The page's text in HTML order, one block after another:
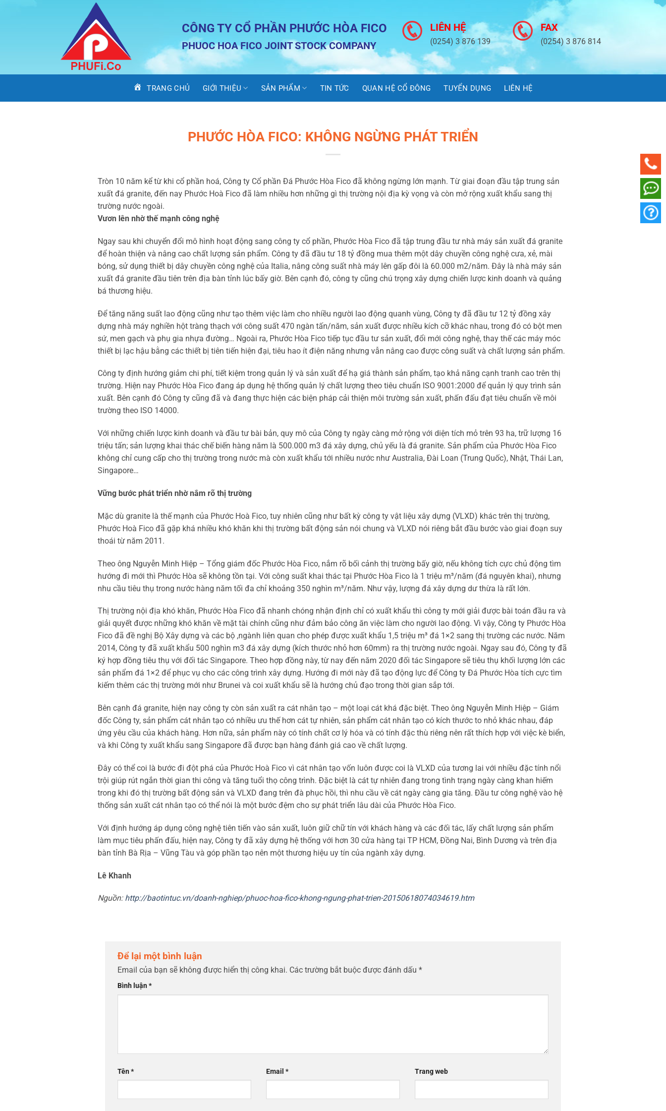
CÔNG TY CỔ PHẦN PHƯỚC HÒA FICO
PHUOC HOA FICO JOINT STOCK COMPANY
LIÊN HỆ
(0254) 3 876 139
FAX
(0254) 3 876 814
TRANG CHỦ GIỚI THIỆU SẢN PHẨM TIN TỨC QUAN HỆ CỔ ĐÔNG TUYỂN DỤNG LIÊN HỆ
PHƯỚC HÒA FICO: KHÔNG NGỪNG PHÁT TRIỂN
Tròn 10 năm kể từ khi cổ phần hoá, Công ty Cổ phần Đá Phước Hòa Fico đã không ngừng lớn mạnh. Từ giai đoạn đầu tập trung sản
xuất đá granite, đến nay Phước Hoà Fico đã làm nhiều hơn những gì thị trường nội địa kỳ vọng và còn mở rộng xuất khẩu sang thị
trường nước ngoài.
Vươn lên nhờ thế mạnh công nghệ
Ngay sau khi chuyển đổi mô hình hoạt động sang công ty cổ phần, Phước Hòa Fico đã tập trung đầu tư nhà máy sản xuất đá granite
để hoàn thiện và nâng cao chất lượng sản phẩm. Công ty đã đầu tư 18 tỷ đồng mua thêm một dây chuyền công nghệ cưa, xẻ, mài
bóng, sử dụng thiết bị dây chuyền công nghệ của Italia, nâng công suất nhà máy lên gấp đôi là 60.000 m2/năm. Đây là nhà máy sản
xuất đá granite đầu tiên trên địa bàn tỉnh lúc bấy giờ. Bên cạnh đó, công ty cũng chú trọng xây dựng chiến lược kinh doanh và quảng
bá thương hiệu.
Để tăng năng suất lao động cũng như tạo thêm việc làm cho nhiều người lao động quanh vùng, Công ty đã đầu tư 12 tỷ đồng xây
dựng nhà máy nghiền hột tràng thạch với công suất 470 ngàn tấn/năm, sản xuất được nhiều kích cỡ khác nhau, trong đó có bột men
sứ, men gạch và phụ gia nhựa đường… Ngoài ra, Phước Hòa Fico tiếp tục đầu tư sản xuất, đổi mới công nghệ, thay thế các máy móc
thiết bị lạc hậu bằng các thiết bị tiên tiến hiện đại, tiêu hao ít điện năng nhưng vẫn nâng cao được công suất và chất lượng sản phẩm.
Công ty định hướng giảm chi phí, tiết kiệm trong quản lý và sản xuất để hạ giá thành sản phẩm, tạo khả năng cạnh tranh cao trên thị
trường. Hiện nay Phước Hòa Fico đang áp dụng hệ thống quản lý chất lượng theo tiêu chuẩn ISO 9001:2000 để quản lý quy trình sản
xuất. Bên cạnh đó Công ty cũng đã và đang thực hiện các biện pháp cải thiện môi trường sản xuất, phấn đấu đạt tiêu chuẩn về môi
trường theo ISO 14000.
Với những chiến lược kinh doanh và đầu tư bài bản, quy mô của Công ty ngày càng mở rộng với diện tích mỏ trên 93 ha, trữ lượng 16
triệu tấn; sản lượng khai thác chế biến hàng năm là 500.000 m3 đá xây dựng, chủ yếu là đá granite. Sản phẩm của Phước Hòa Fico
không chỉ cung cấp cho thị trường trong nước mà còn xuất khẩu tới nhiều nước như Australia, Đài Loan (Trung Quốc), Nhật, Thái Lan,
Singapore…
Vững bước phát triển nhờ nắm rõ thị trường
Mặc dù granite là thế mạnh của Phước Hoà Fico, tuy nhiên cũng như bất kỳ công ty vật liệu xây dựng (VLXD) khác trên thị trường,
Phước Hoà Fico đã gặp khá nhiều khó khăn khi thị trường bất động sản nói chung và VLXD nói riêng bắt đầu bước vào giai đoạn suy
thoái từ năm 2011.
Theo ông Nguyễn Minh Hiệp – Tổng giám đốc Phước Hòa Fico, nắm rõ bối cảnh thị trường bấy giờ, nếu không tích cực chủ động tìm
hướng đi mới thì Phước Hòa sẽ không tồn tại. Với công suất khai thác tại Phước Hòa Fico là 1 triệu m³/năm (đá nguyên khai), nhưng
nhu cầu tiêu thụ trong nước hàng năm tối đa chỉ khoảng 350 nghìn m³/năm. Như vậy, lượng đá xây dựng dư thừa là rất lớn.
Thị trường nội địa khó khăn, Phước Hòa Fico đã nhanh chóng nhận định chỉ có xuất khẩu thì công ty mới giải được bài toán đầu ra và
giải quyết được những khó khăn về mặt tài chính cũng như đảm bảo công ăn việc làm cho người lao động. Vì vậy, Công ty Phước Hòa
Fico đã đề nghị Bộ Xây dựng và các bộ ,ngành liên quan cho phép được xuất khẩu 1,5 triệu m³ đá 1×2 sang thị trường các nước. Năm
2014, Công ty đã xuất khẩu 500 nghìn m3 đá xây dựng (kích thước nhỏ hơn 60mm) ra thị trường nước ngoài. Ngay sau đó, Công ty đã
ký hợp đồng tiêu thụ với đối tác Singapore. Theo hợp đồng này, từ nay đến năm 2020 đối tác Singapore sẽ tiêu thụ khối lượng lớn các
sản phẩm đá 1×2 để phục vụ cho các công trình xây dựng. Hướng đi mới này đã tạo động lực để Công ty Đá Phước Hòa tích cực tìm
kiếm thêm các thị trường mới như Brunei và coi xuất khẩu sẽ là hướng chủ đạo trong thời gian sắp tới.
Bên cạnh đá granite, hiện nay công ty còn sản xuất ra cát nhân tạo – một loại cát khá đặc biệt. Theo ông Nguyễn Minh Hiệp – Giám
đốc Công ty, sản phẩm cát nhân tạo có nhiều ưu thế hơn cát tự nhiên, sản phẩm cát nhân tạo có kích thước to nhỏ khác nhau, đáp
ứng yêu cầu của khách hàng. Hơn nữa, sản phẩm này có tính chất cơ lý hóa và có tính đặc thù riêng nên rất thích hợp với việc kè biển,
và khi Công ty xuất khẩu sang Singapore đã được bạn hàng đánh giá cao về chất lượng.
Đây có thể coi là bước đi đột phá của Phước Hoà Fico vì cát nhân tạo vốn luôn được coi là VLXD của tương lai với nhiều đặc tính nổi
trội giúp rút ngắn thời gian thi công và tăng tuổi thọ công trình. Đặc biệt là cát tự nhiên đang trong tình trạng ngày càng khan hiếm
trong khi đó thị trường bất động sản và VLXD đang trên đà phục hồi, thì nhu cầu về cát ngày càng gia tăng. Đầu tư công nghệ vào hệ
thống sản xuất cát nhân tạo có thể nói là một bước đệm cho sự phát triển lâu dài của Phước Hòa Fico.
Với định hướng áp dụng công nghệ tiên tiến vào sản xuất, luôn giữ chữ tín với khách hàng và các đối tác, lấy chất lượng sản phẩm
làm mục tiêu phấn đấu, hiện nay, Công ty đã xây dựng hệ thống với hơn 30 cửa hàng tại TP HCM, Đồng Nai, Bình Dương và trên địa
bàn tỉnh Bà Rịa – Vũng Tàu và góp phần tạo nên một thương hiệu uy tín của ngành xây dựng.
Lê Khanh
Nguồn: http://baotintuc.vn/doanh-nghiep/phuoc-hoa-fico-khong-ngung-phat-trien-20150618074034619.htm
Để lại một bình luận
Email của bạn sẽ không được hiển thị công khai. Các trường bắt buộc được đánh dấu *
Bình luận*
Tên* Email * Trang web